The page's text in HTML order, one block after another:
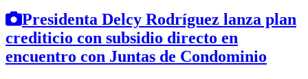
Presidenta Delcy Rodríguez lanza plan
crediticio con subsidio directo en
encuentro con Juntas de Condominio